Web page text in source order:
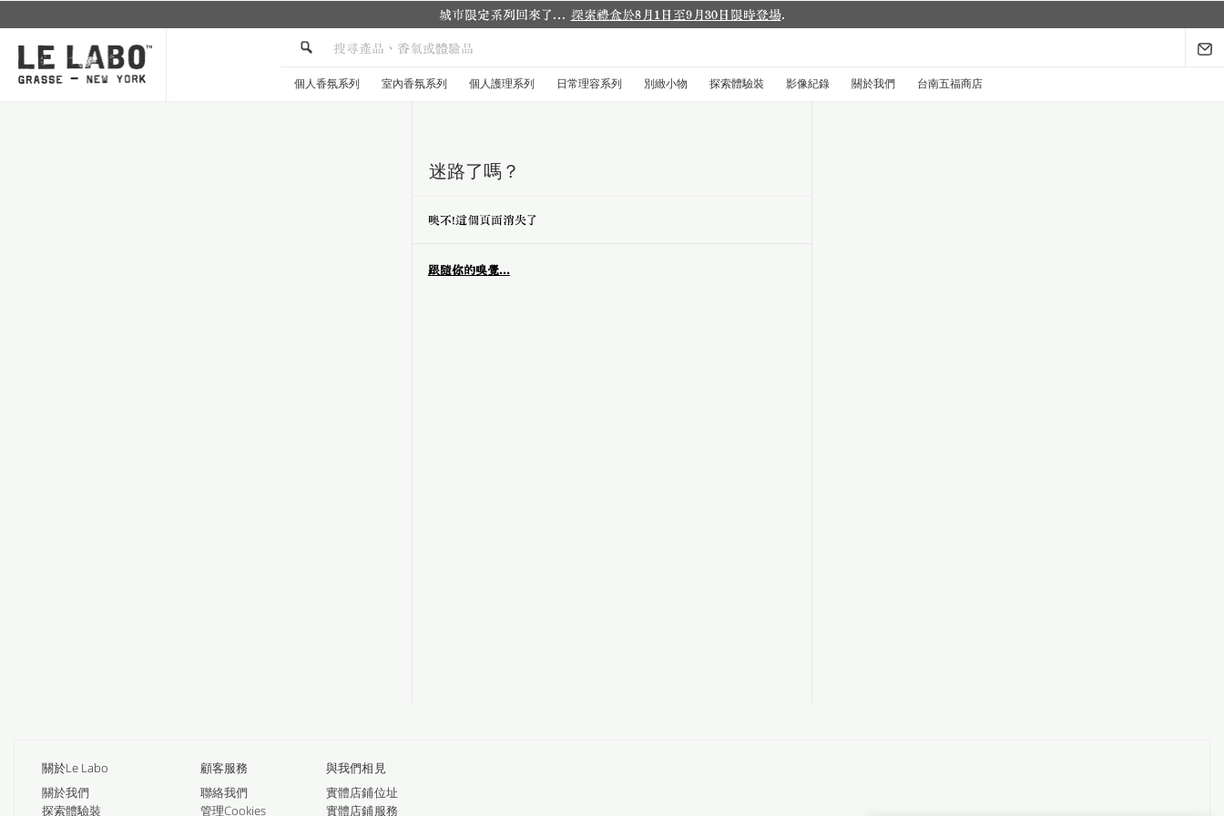
城市限定系列回來了... 探索禮盒於8月1日至9月30日限時登場.
個人香氛系列 室內香氛系列 個人護理系列 日常理容系列 別緻小物 探索體驗裝 影像紀錄 關於我們 台南五福商店
迷路了嗎？
噢不！這個頁面消失了
跟隨你的嗅覺...
關於Le Labo
關於我們
探索體驗裝
顧客服務
聯絡我們
管理Cookies
與我們相見
實體店鋪位址
實體店鋪服務